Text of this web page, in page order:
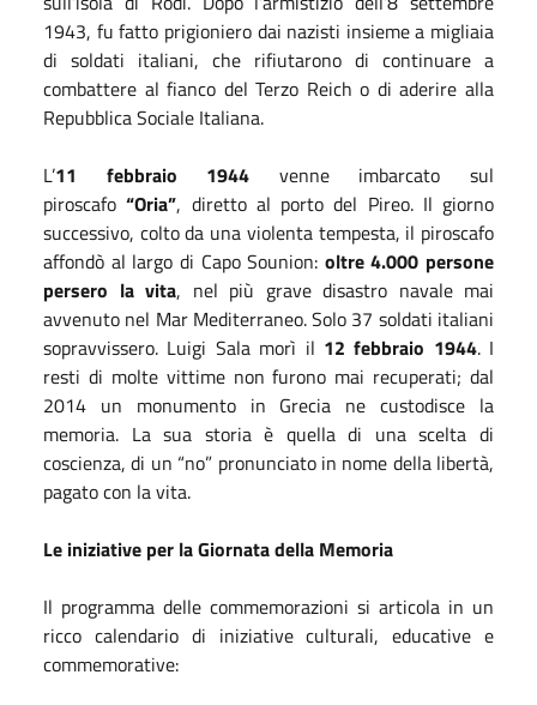
1943, fu fatto prigioniero dai nazisti insieme a migliaia
di soldati italiani, che rifiutarono di continuare a
combattere al fianco del Terzo Reich o di aderire alla
Repubblica Sociale Italiana.
L’11 febbraio 1944 venne imbarcato sul
piroscafo“Oria”, diretto al porto del Pireo. Il giorno
successivo, colto da una violenta tempesta, il piroscafo
affondò al largo di Capo Sounion: oltre 4.000 persone
persero la vita, nel più grave disastro navale mai
avvenuto nel Mar Mediterraneo. Solo 37 soldati italiani
sopravvissero. Luigi Sala morì il 12 febbraio 1944. I
resti di molte vittime non furono mai recuperati; dal
2014 un monumento in Grecia ne custodisce la
memoria. La sua storia è quella di una scelta di
coscienza, di un “no” pronunciato in nome della libertà,
pagato con la vita.
Le iniziative per la Giornata della Memoria
Il programma delle commemorazioni si articola in un
ricco calendario di iniziative culturali, educative e
commemorative: